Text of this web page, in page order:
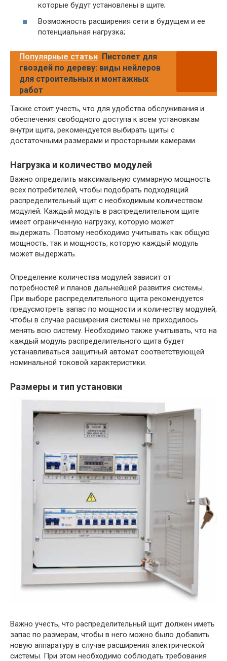
которые будут установлены в щите;
Возможность расширения сети в будущем и ее
потенциальная нагрузка;
Популярные статьи Пистолет для
гвоздей по дереву: виды нейлеров
для строительных и монтажных
работ
Также стоит учесть, что для удобства обслуживания и
обеспечения свободного доступа к всем установкам
внутри щита, рекомендуется выбирать щиты с
достаточными размерами и просторными камерами.
Нагрузка и количество модулей
Важно определить максимальную суммарную мощность
всех потребителей, чтобы подобрать подходящий
распределительный щит с необходимым количеством
модулей. Каждый модуль в распределительном щите
имеет ограниченную нагрузку, которую может
выдержать. Поэтому необходимо учитывать как общую
мощность, так и мощность, которую каждый модуль
может выдержать.
Определение количества модулей зависит от
потребностей и планов дальнейшей развития системы.
При выборе распределительного щита рекомендуется
предусмотреть запас по мощности и количеству модулей,
чтобы в случае расширения системы не приходилось
менять всю систему. Необходимо также учитывать, что на
каждый модуль распределительного щита будет
устанавливаться защитный автомат соответствующей
номинальной токовой характеристики.
Размеры и тип установки
Важно учесть, что распределительный щит должен иметь
запас по размерам, чтобы в него можно было добавить
новую аппаратуру в случае расширения электрической
системы. При этом необходимо соблюдать требования